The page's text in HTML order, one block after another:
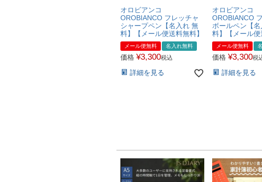
オロビアンコ
OROBIANCO フレッチャ
シャープペン【名入れ 無
料】【メール便送料無料】
メール便無料 名入れ無料
価格 ¥3,300税込
詳細を見る
オロビアンコ
OROBIANCO
ボールペン【
料】【メール便
メール便無料
価格 ¥3,300税
詳細を見る